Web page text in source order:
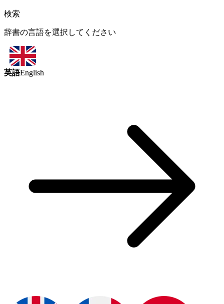
検索
辞書の言語を選択してください
英語English